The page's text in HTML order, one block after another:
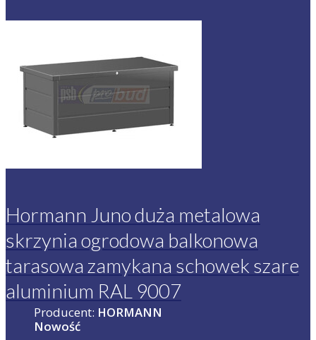
Hormann Juno duża metalowa
skrzynia ogrodowa balkonowa
tarasowa zamykana schowek szare
aluminium RAL 9007
Producent: HORMANN
Nowość